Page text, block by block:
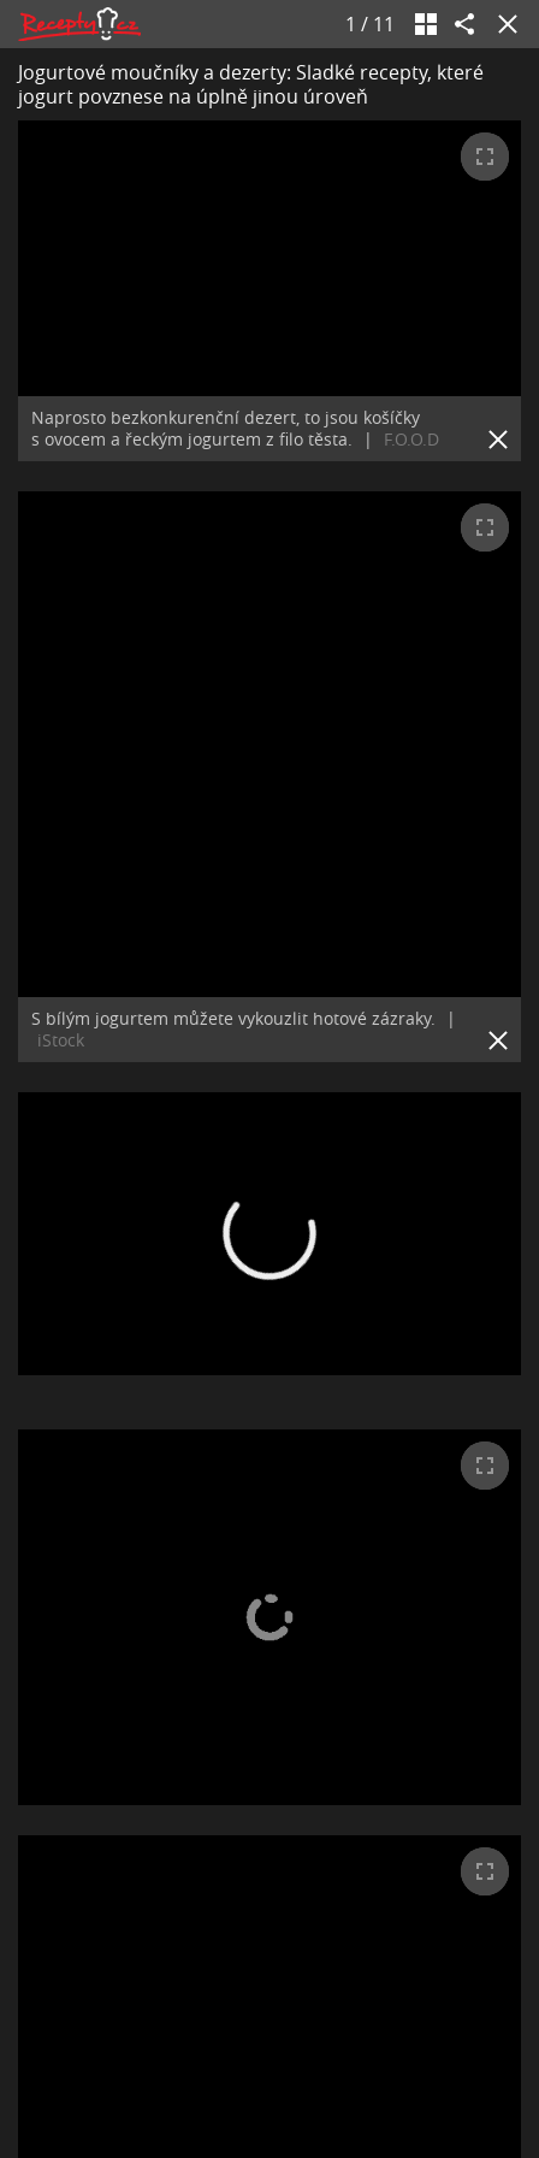
1 / 11
Jogurtové moučníky a dezerty: Sladké recepty, které
jogurt povznese na úplně jinou úroveň
Naprosto bezkonkurenční dezert, to jsou košíčky
s ovocem a řeckým jogurtem z filo těsta.
| F.O.O.D
S bílým jogurtem můžete vykouzlit hotové zázraky.
|
iStock